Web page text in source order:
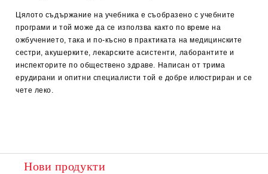
Цялото съдържание на учебника е съобразено с учебните
програми и той може да се използва както по време на
ожбучението, така и по-късно в практиката на медицинските
сестри, акушерките, лекарските асистенти, лаборантите и
инспекторите по обществено здраве. Написан от трима
ерудирани и опитни специалисти той е добре илюстриран и се
чете леко.
Нови продукти